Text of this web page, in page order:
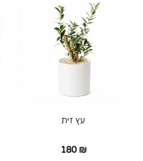
עץ זית
180 ₪